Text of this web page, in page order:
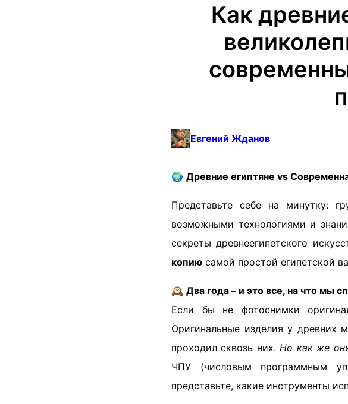
Как
Евгений Жданов
🌍 Древние египтяне vs
Представьте себе на минутку:
возможными технологиями и
секреты древнеегипетского
копию самой простой египетской
🕰️ Два года – и это все, на что мы
Если бы не фотоснимки
Оригинальные изделия у древних
проходил сквозь них.Но как же
ЧПУ (числовым программным
представьте, какие инструменты